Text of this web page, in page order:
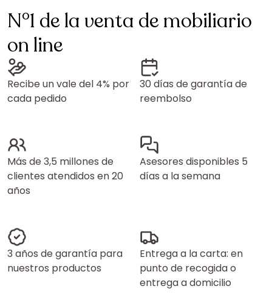
N°1 de la venta de mobiliario
on line
Recibe un vale del 4% por
cada pedido
30 días de garantía de
reembolso
Más de 3,5 millones de
clientes atendidos en 20
años
Asesores disponibles 5
días a la semana
3 años de garantía para
nuestros productos
Entrega a la carta: en
punto de recogida o
entrega a domicilio